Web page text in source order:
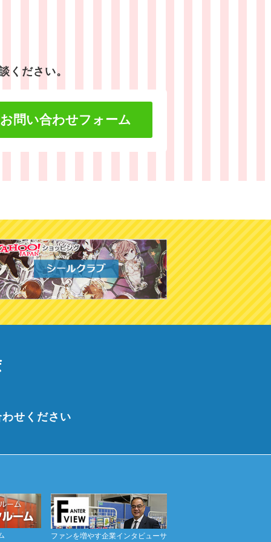
ください。
お問い合わせフォーム
せください
ファンを増やす企業インタビューサ